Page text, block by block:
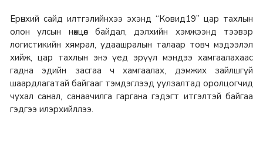
Ерөнхий сайд илтгэлийнхээ эхэнд “Ковид19” цар тахлын
олон улсын нөхцөл байдал, дэлхийн хэмжээнд тээвэр
логистикийн хямрал, удаашралын талаар товч мэдээлэл
хийж, цар тахлын энэ үед эрүүл мэндээ хамгаалахаас
гадна эдийн засгаа ч хамгаалах, дэмжих зайлшгүй
шаардлагатай байгааг тэмдэглээд уулзалтад оролцогчид
чухал санал, санаачилга гаргана гэдэгт итгэлтэй байгаа
гэдгээ илэрхийллээ.